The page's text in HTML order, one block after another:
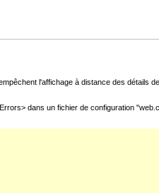
l'affichage à distance des détails
dans un fichier de configuration